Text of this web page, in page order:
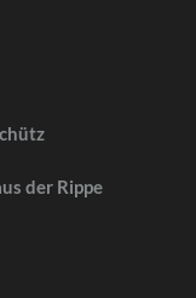
der Rippe